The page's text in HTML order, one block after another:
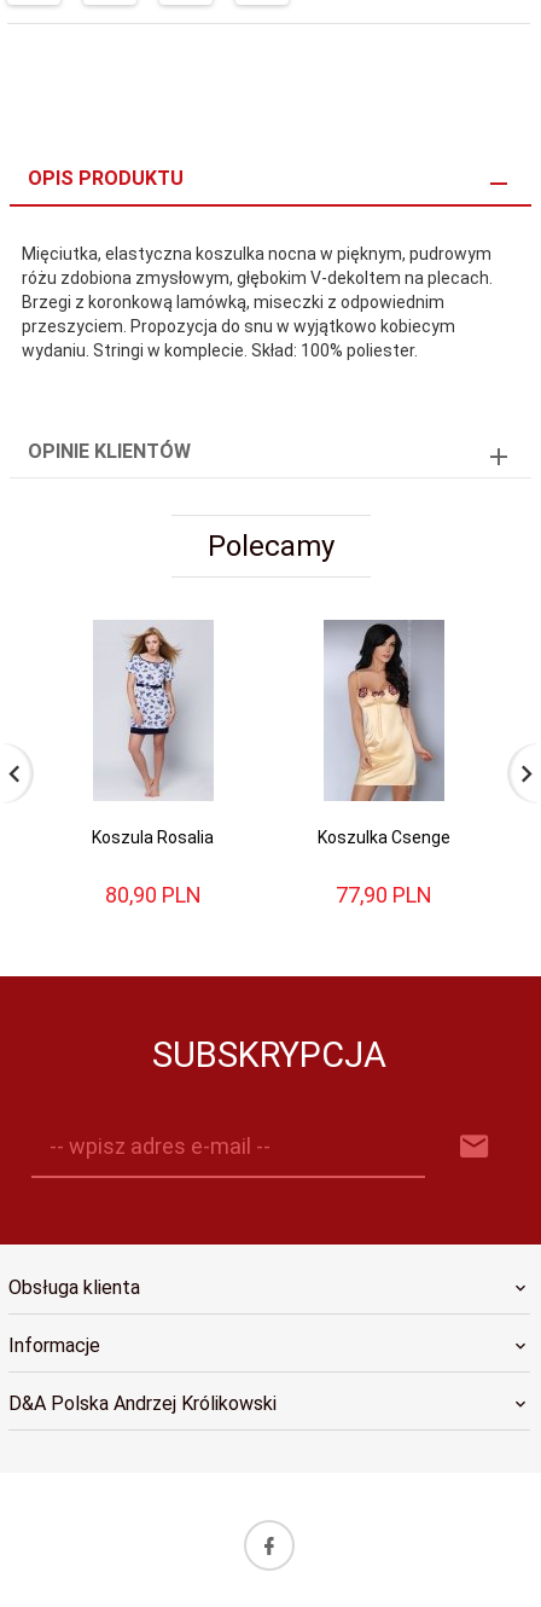
OPIS PRODUKTU
Mięciutka, elastyczna koszulka nocna w pięknym, pudrowym
różu zdobiona zmysłowym, głębokim V-dekoltem na plecach.
Brzegi z koronkową lamówką, miseczki z odpowiednim
przeszyciem. Propozycja do snu w wyjątkowo kobiecym
wydaniu. Stringi w komplecie. Skład: 100% poliester.
OPINIE KLIENTÓW
Polecamy
Koszula Rosalia
80,90 PLN
Koszulka Csenge
77,90 PLN
SUBSKRYPCJA
-- wpisz adres e-mail --
Obsługa klienta
Informacje
D&A Polska Andrzej Królikowski